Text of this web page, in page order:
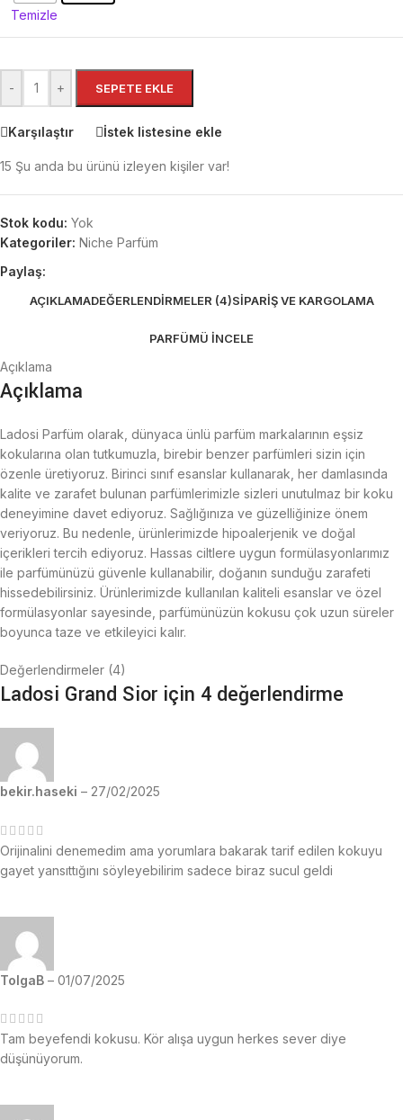
Temizle
- + SEPETE EKLE
Karşılaştır İstek listesine ekle
15 Şu anda bu ürünü izleyen kişiler var!
Stok kodu: Yok
Kategoriler: Niche Parfüm
Paylaş:
AÇIKLAMADEĞERLENDIRMELER (4)SIPARIŞ VE KARGOLAMA
PARFÜMÜ İNCELE
Açıklama
Açıklama
Ladosi Parfüm olarak, dünyaca ünlü parfüm markalarının eşsiz
kokularına olan tutkumuzla, birebir benzer parfümleri sizin için
özenle üretiyoruz. Birinci sınıf esanslar kullanarak, her damlasında
kalite ve zarafet bulunan parfümlerimizle sizleri unutulmaz bir koku
deneyimine davet ediyoruz. Sağlığınıza ve güzelliğinize önem
veriyoruz. Bu nedenle, ürünlerimizde hipoalerjenik ve doğal
içerikleri tercih ediyoruz. Hassas ciltlere uygun formülasyonlarımız
ile parfümünüzü güvenle kullanabilir, doğanın sunduğu zarafeti
hissedebilirsiniz. Ürünlerimizde kullanılan kaliteli esanslar ve özel
formülasyonlar sayesinde, parfümünüzün kokusu çok uzun süreler
boyunca taze ve etkileyici kalır.
Değerlendirmeler (4)
Ladosi Grand Sior için 4 değerlendirme
bekir.haseki – 27/02/2025
Orijinalini denemedim ama yorumlara bakarak tarif edilen kokuyu
gayet yansıttığını söyleyebilirim sadece biraz sucul geldi
TolgaB – 01/07/2025
Tam beyefendi kokusu. Kör alışa uygun herkes sever diye
düşünüyorum.